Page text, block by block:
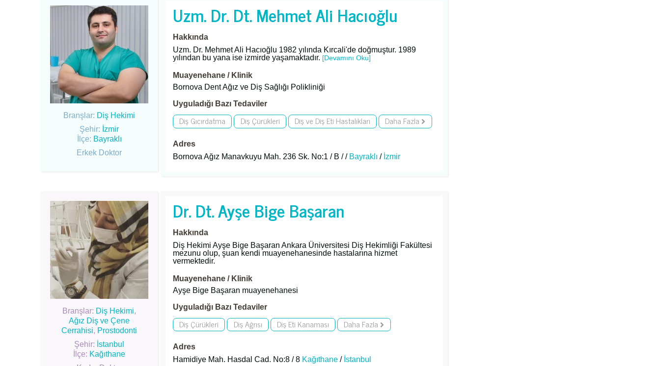
Branşlar: Diş Hekimi
Şehir: İzmir
İlçe: Bayraklı
Erkek Doktor
Uzm. Dr. Dt. Mehmet Ali Hacıoğlu
Hakkında
Uzm. Dr. Mehmet Ali Hacıoğlu 1982 yılında Kırcali'de doğmuştur. 1989
yılından bu yana ise izmirde yaşamaktadır. [Devamını Oku]
Muayenehane / Klinik
Bornova Dent Ağız ve Diş Sağlığı Polikliniği
Uyguladığı Bazı Tedaviler
Diş Gıcırdatma Diş Çürükleri Diş ve Diş Eti Hastalıkları Daha Fazla
Adres
Bornova Ağız Manavkuyu Mah. 236 Sk. No:1 / B / / Bayraklı / İzmir
Branşlar: Diş Hekimi,
Ağız Diş ve Çene
Cerrahisi, Prostodonti
Şehir: İstanbul
İlçe: Kağıthane
Dr. Dt. Ayşe Bige Başaran
Hakkında
Diş Hekimi Ayşe Bige Başaran Ankara Üniversitesi Diş Hekimliği Fakültesi
mezunu olup, şuan kendi muayenehanesinde hastalarına hizmet
vermektedir.
Muayenehane / Klinik
Ayşe Bige Başaran muayenehanesi
Uyguladığı Bazı Tedaviler
Diş Çürükleri Diş Ağrısı Diş Eti Kanaması Daha Fazla
Adres
Hamidiye Mah. Hasdal Cad. No:8 / 8 Kağıthane / İstanbul